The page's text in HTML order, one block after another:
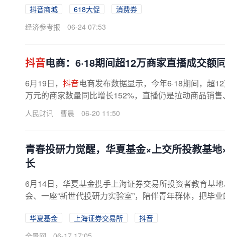
抖音商城 618大促
消费券
经济参考报
06-24 07:53
抖音电商：6·18期间超12万商家直播成交额
6月19日， 抖音电商发布数据显示，今年6·18期间，超
万元的商家数量同比增长152%，直播仍是拉动商品销
人民财讯 曹晨 06-20 11:50
青春投研力觉醒，华夏基金×上交所投教基地
长
6月14日，华夏基金携手上海证券交易所投资者教育基
会、一座“新世代投研力实验室”，陪伴青年群体，把毕
华夏基金 上海证券交易所
抖音